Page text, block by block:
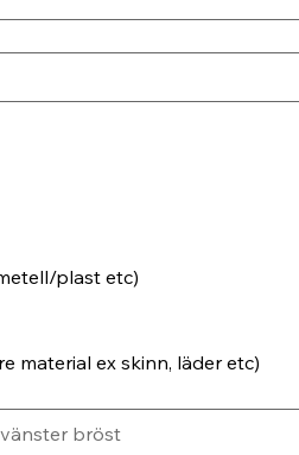
plast etc)
material ex skinn, läder etc)